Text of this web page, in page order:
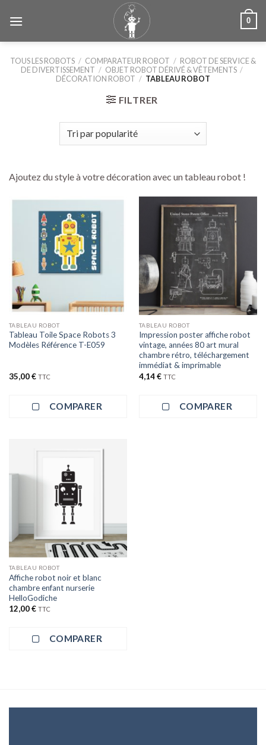
0
TOUS LES ROBOTS / COMPARATEUR ROBOT / ROBOT DE SERVICE &
DE DIVERTISSEMENT / OBJET ROBOT DÉRIVÉ & VÊTEMENTS /
DÉCORATION ROBOT / TABLEAU ROBOT
FILTRER
Ajoutez du style à votre décoration avec un tableau robot !
TABLEAU ROBOT
Tableau Toile Space Robots 3
Modèles Référence T-E059
35,00€ TTC
COMPARER
TABLEAU ROBOT
Impression poster affiche robot
vintage, années 80 art mural
chambre rétro, téléchargement
immédiat & imprimable
4,14€ TTC
COMPARER
TABLEAU ROBOT
Affiche robot noir et blanc
chambre enfant nurserie
HelloGodiche
12,00€ TTC
COMPARER